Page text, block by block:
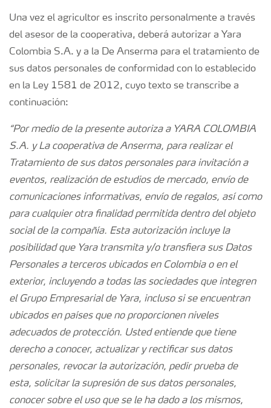
Una vez el agricultor es inscrito personalmente a través
del asesor de la cooperativa, deberá autorizar a Yara
Colombia S.A. y a la De Anserma para el tratamiento de
sus datos personales de conformidad con lo establecido
en la Ley 1581 de 2012, cuyo texto se transcribe a
continuación:
“Por medio de la presente autoriza a YARA COLOMBIA
S.A. y La cooperativa de Anserma, para realizar el
Tratamiento de sus datos personales para invitación a
eventos, realización de estudios de mercado, envío de
comunicaciones informativas, envío de regalos, así como
para cualquier otra finalidad permitida dentro del objeto
social de la compañía. Esta autorización incluye la
posibilidad que Yara transmita y/o transfiera sus Datos
Personales a terceros ubicados en Colombia o en el
exterior, incluyendo a todas las sociedades que integren
el Grupo Empresarial de Yara, incluso si se encuentran
ubicados en países que no proporcionen niveles
adecuados de protección. Usted entiende que tiene
derecho a conocer, actualizar y rectificar sus datos
personales, revocar la autorización, pedir prueba de
esta, solicitar la supresión de sus datos personales,
conocer sobre el uso que se le ha dado a los mismos,